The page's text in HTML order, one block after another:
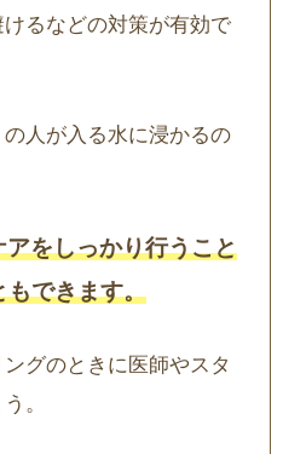
るなどの対策が有効で
人が入る水に浸かるの
アをしっかり行うこと
もできます。
グのときに医師やスタ
。